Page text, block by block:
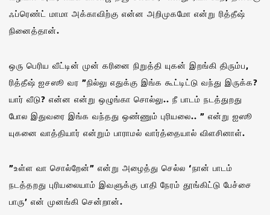
ஃப்ரெண்ட் மாமா அக்காவிற்கு என்ன அறிமுகமோ என்று ரித்தீஷ்
நினைத்தான்.
ஒரு பெரிய வீட்டின் முன் கரினை நிறுத்தி யுகன் இறங்கி திரும்ப,
ரித்தீஷ் ஐசஸூ வர ”நில்லு எதுக்கு இங்க கூட்டிட்டு வந்து இருக்க?
யார் வீடு? என்ன என்று ஒழுங்கா சொல்லு.. நீ பாடம் நடத்துறது
போல இதுவரை இங்க வந்தது ஒண்ணும் புரியலை.. ” என்று ஐஸூ
யுகனை வாத்தியார் என்றும் பாராமல் வார்த்தையால் விளசினாள்.
”உள்ள வா சொல்றேன்” என்று அழைத்து செல்ல ‘நான் பாடம்
நடத்தறது புரியலையாம்‌ இவளுக்கு பாதி நேரம் தூங்கிட்டு பேச்சை
பாரு’ என் முனங்கி சென்றான்.